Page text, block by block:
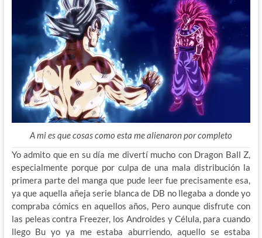
A mi es que cosas como esta me alienaron por completo
Yo admito que en su día me divertí mucho con Dragon Ball Z,
especialmente porque por culpa de una mala distribución la
primera parte del manga que pude leer fue precisamente esa,
ya que aquella añeja serie blanca de DB no llegaba a donde yo
compraba cómics en aquellos años, Pero aunque disfrute con
las peleas contra Freezer, los Androides y Célula, para cuando
llego Bu yo ya me estaba aburriendo, aquello se estaba